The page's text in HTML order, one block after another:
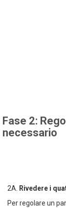
Fase 2:
necessario
2A.
Rivedere i
Per regolare un